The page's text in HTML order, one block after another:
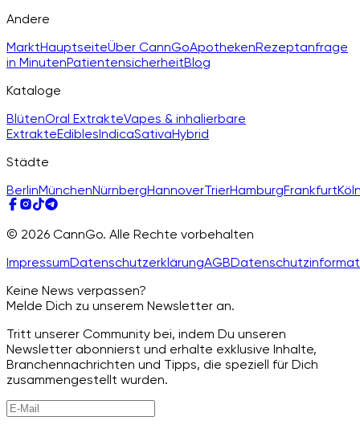
Andere
MarktHauptseiteÜber CannGoApothekenRezeptanfrage
in MinutenPatientensicherheitBlog
Kataloge
BlütenOral ExtrakteVapes & inhalierbare
ExtrakteEdiblesIndicaSativaHybrid
Städte
BerlinMünchenNürnbergHannoverTrierHamburgFrankfurt
© 2026 CannGo. Alle Rechte vorbehalten
ImpressumDatenschutzerklärungAGB
Keine News verpassen?
Melde Dich zu unserem Newsletter an.
Tritt unserer Community bei, indem Du unseren
Newsletter abonnierst und erhalte exklusive Inhalte,
Branchennachrichten und Tipps, die speziell für Dich
zusammengestellt wurden.